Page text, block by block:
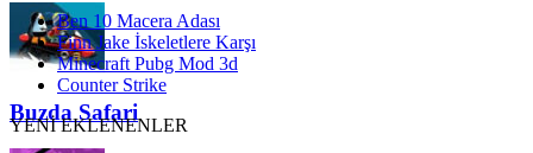
Buzda Safari
Ben 10 Macera Adası
Finn Jake İskeletlere Karşı
Minecraft Pubg Mod 3d
Counter Strike
YENİ EKLENENLER